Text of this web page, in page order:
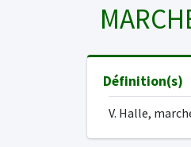
Définition(s)
V. Halle,